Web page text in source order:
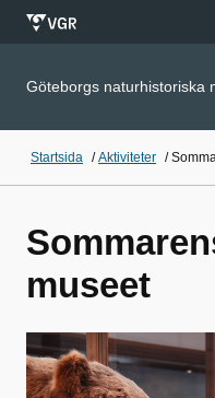
Göteborgs naturhistoriska
Startsida /Aktiviteter /
museet